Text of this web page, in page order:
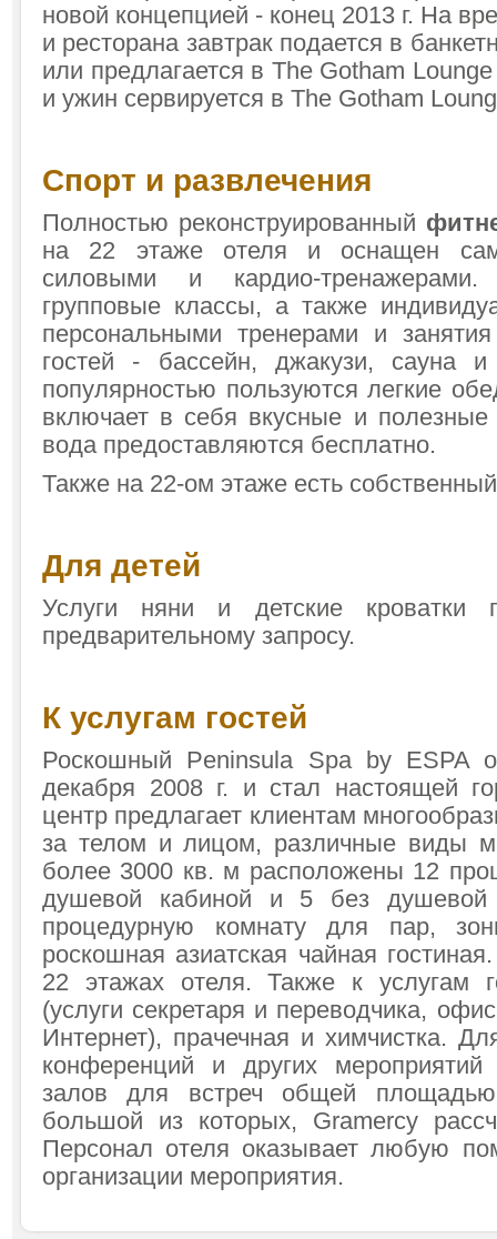
новой концепцией - конец 2013 г. На
и ресторана завтрак подается в
или предлагается в The Gotham
и ужин сервируется в The Gotham
Спорт и развлечения
Полностью реконструированный
на 22 этаже отеля и оснащен
силовыми и кардио-
групповые классы, а также
персональными тренерами и
гостей - бассейн, джакузи, сауна
популярностью пользуются легкие
включает в себя вкусные и
вода предоставляются бесплатно.
Также на 22-ом этаже есть
Для детей
Услуги няни и детские кроватки
предварительному запросу.
К услугам гостей
Роскошный Peninsula Spa by ESPA
декабря 2008 г. и стал настоящей
центр предлагает клиентам
за телом и лицом, различные виды
более 3000 кв. м расположены 12
душевой кабиной и 5 без
процедурную комнату для пар,
роскошная азиатская чайная
22 этажах отеля. Также к услугам
(услуги секретаря и переводчика,
Интернет), прачечная и химчистка.
конференций и других мероприятий
залов для встреч общей
большой из которых, Gramercy
Персонал отеля оказывает любую
организации мероприятия.